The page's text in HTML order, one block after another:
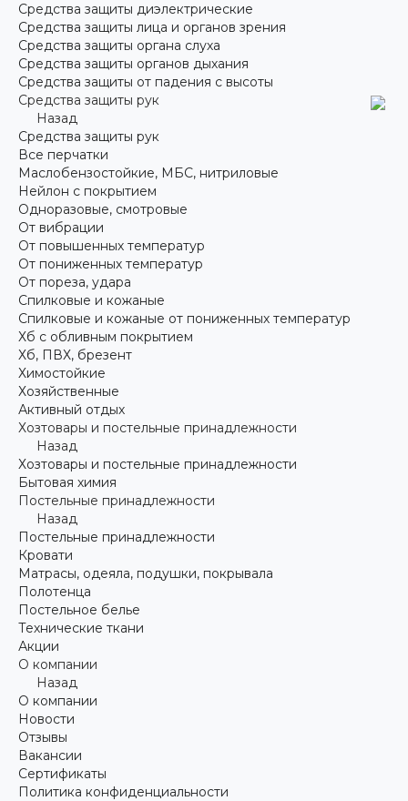
Средства защиты диэлектрические
Средства защиты лица и органов зрения
Средства защиты органа слуха
Средства защиты органов дыхания
Средства защиты от падения с высоты
Средства защиты рук
Назад
Средства защиты рук
Все перчатки
Маслобензостойкие, МБС, нитриловые
Нейлон с покрытием
Одноразовые, смотровые
От вибрации
От повышенных температур
От пониженных температур
От пореза, удара
Спилковые и кожаные
Спилковые и кожаные от пониженных температур
Хб с обливным покрытием
Хб, ПВХ, брезент
Химостойкие
Хозяйственные
Активный отдых
Хозтовары и постельные принадлежности
Назад
Хозтовары и постельные принадлежности
Бытовая химия
Постельные принадлежности
Назад
Постельные принадлежности
Кровати
Матрасы, одеяла, подушки, покрывала
Полотенца
Постельное белье
Технические ткани
Акции
О компании
Назад
О компании
Новости
Отзывы
Вакансии
Сертификаты
Политика конфиденциальности